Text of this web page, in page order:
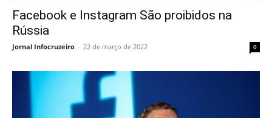
Facebook e Instagram São proibidos na
Rússia
Jornal Infocruzeiro - 22 de março de 2022 0